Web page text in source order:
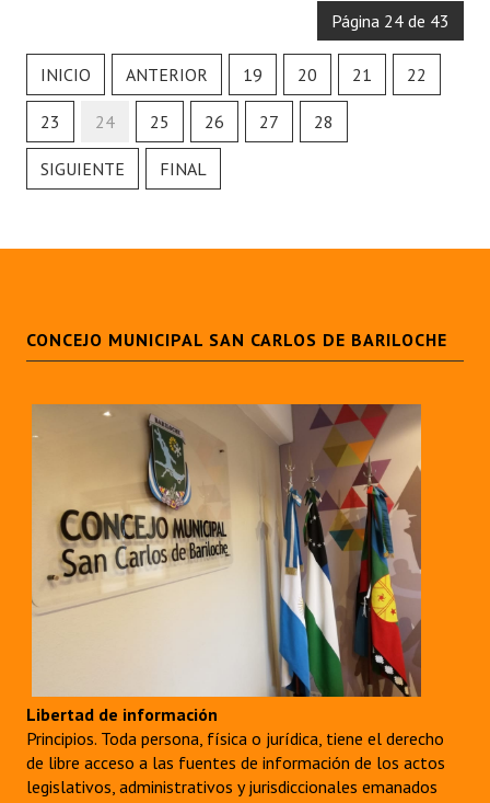
Página 24 de 43
INICIO ANTERIOR 19 20 21 22
23 24 25 26 27 28
SIGUIENTE FINAL
CONCEJO MUNICIPAL SAN CARLOS DE BARILOCHE
Libertad de información
Principios. Toda persona, física o jurídica, tiene el derecho
de libre acceso a las fuentes de información de los actos
legislativos, administrativos y jurisdiccionales emanados